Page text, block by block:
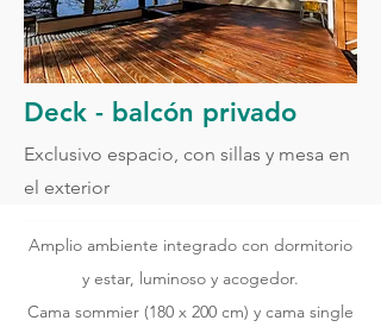
Deck - balcón privado
Exclusivo espacio, con sillas y mesa en
el exterior
Amplio ambiente integrado con dormitorio
y estar, luminoso y acogedor.
Cama sommier (180 x 200 cm) y cama single